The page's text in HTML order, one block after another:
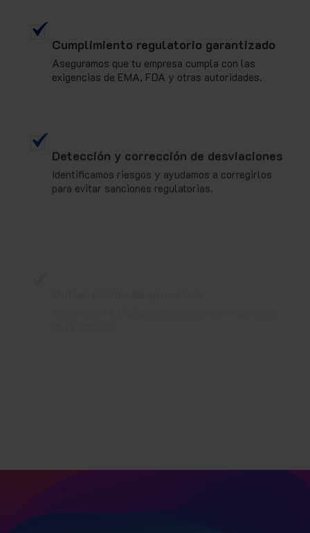
Cumplimiento regulatorio garantizado
Aseguramos que tu empresa cumpla con las
exigencias de EMA, FDA y otras autoridades.
Detección y corrección de desviaciones
Identificamos riesgos y ayudamos a corregirlos
para evitar sanciones regulatorias.